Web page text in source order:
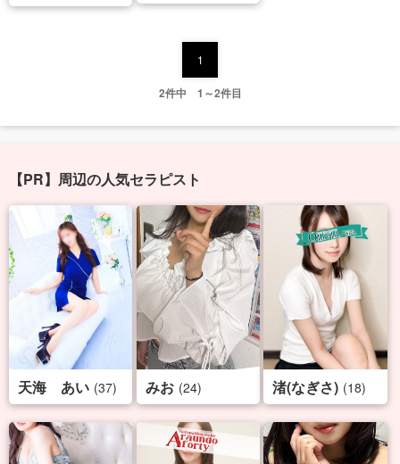
1
2件中 1～2件目
【PR】周辺の人気セラピスト
天海 あい (37) みお (24) 渚(なぎさ) (18)